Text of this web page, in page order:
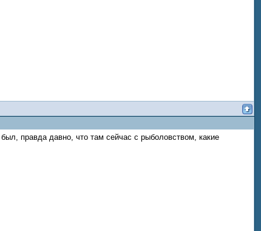
правда давно, что там сейчас с рыболовством, какие